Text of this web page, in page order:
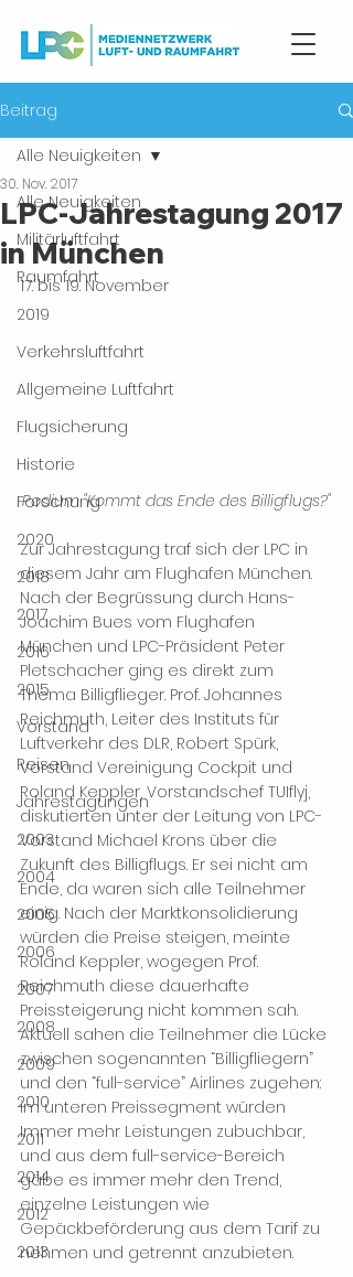
Beitrag
Alle Neuigkeiten
Militärluftfahrt
Raumfahrt
2019
Verkehrsluftfahrt
Allgemeine Luftfahrt
Flugsicherung
Historie
Forschung
2020
2018
2017
2016
2015
Vorstand
Reisen
Jahrestagungen
2003
2004
2005
2006
2007
2008
2009
2010
2011
2014
2012
2013
Alle Neuigkeiten
LPC-Jahrestagung 2017
in München
30. Nov. 2017
17. bis 19. November
Podium "Kommt das Ende des Billigflugs?"
Zur Jahrestagung traf sich der LPC in
diesem Jahr am Flughafen München.
Nach der Begrüssung durch Hans-
Joachim Bues vom Flughafen
München und LPC-Präsident Peter
Pletschacher ging es direkt zum
Thema Billigflieger. Prof. Johannes
Reichmuth, Leiter des Instituts für
Luftverkehr des DLR, Robert Spürk,
Vorstand Vereinigung Cockpit und
Roland Keppler, Vorstandschef TUIflyj,
diskutierten unter der Leitung von LPC-
Vorstand Michael Krons über die
Zukunft des Billigflugs. Er sei nicht am
Ende, da waren sich alle Teilnehmer
einig. Nach der Marktkonsolidierung
würden die Preise steigen, meinte
Roland Keppler, wogegen Prof.
Reichmuth diese dauerhafte
Preissteigerung nicht kommen sah.
Aktuell sahen die Teilnehmer die Lücke
zwischen sogenannten “Billigfliegern”
und den “full-service” Airlines zugehen:
im unteren Preissegment würden
Immer mehr Leistungen zubuchbar,
und aus dem full-service-Bereich
gäbe es immer mehr den Trend,
einzelne Leistungen wie
Gepäckbeförderung aus dem Tarif zu
nehmen und getrennt anzubieten.